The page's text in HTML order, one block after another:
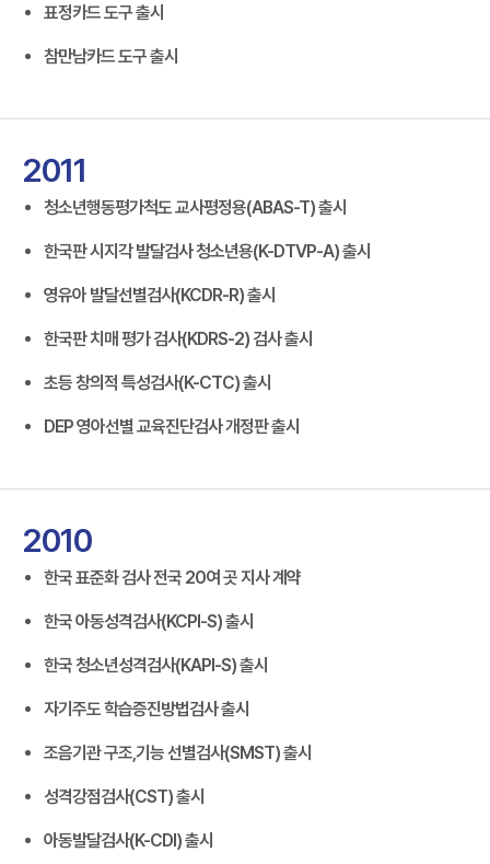
표정카드 도구 출시
참만남카드 도구 출시
2011
청소년행동평가척도 교사평정용(ABAS-T) 출시
한국판 시지각 발달검사 청소년용(K-DTVP-A) 출시
영유아 발달선별검사(KCDR-R) 출시
한국판 치매 평가 검사(KDRS-2) 검사 출시
초등 창의적 특성검사(K-CTC) 출시
DEP 영아선별 교육진단검사 개정판 출시
2010
한국 표준화 검사 전국 20여 곳 지사 계약
한국 아동성격검사(KCPI-S) 출시
한국 청소년성격검사(KAPI-S) 출시
자기주도 학습증진방법검사 출시
조음기관 구조,기능 선별검사(SMST) 출시
성격강점검사(CST) 출시
아동발달검사(K-CDI) 출시